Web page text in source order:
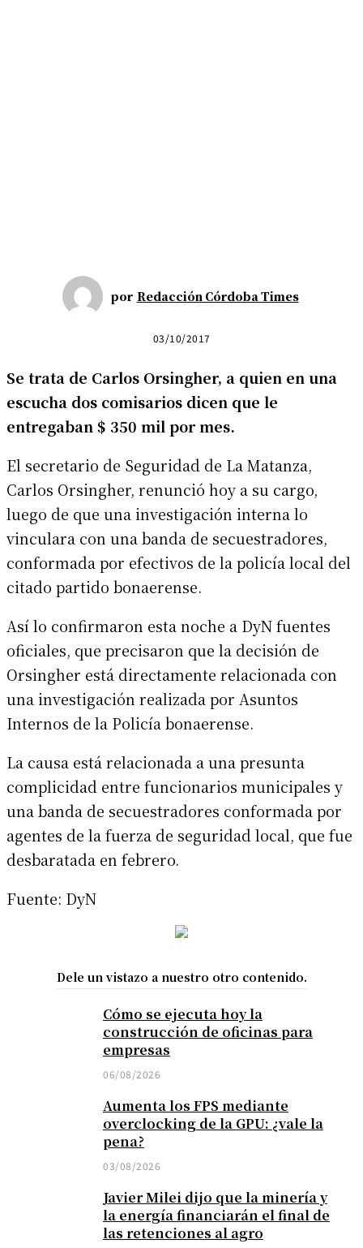
por Redacción Córdoba Times
03/10/2017
Se trata de Carlos Orsingher, a quien en una
escucha dos comisarios dicen que le
entregaban $ 350 mil por mes.
El secretario de Seguridad de La Matanza,
Carlos Orsingher, renunció hoy a su cargo,
luego de que una investigación interna lo
vinculara con una banda de secuestradores,
conformada por efectivos de la policía local del
citado partido bonaerense.
Así lo confirmaron esta noche a DyN fuentes
oficiales, que precisaron que la decisión de
Orsingher está directamente relacionada con
una investigación realizada por Asuntos
Internos de la Policía bonaerense.
La causa está relacionada a una presunta
complicidad entre funcionarios municipales y
una banda de secuestradores conformada por
agentes de la fuerza de seguridad local, que fue
desbaratada en febrero.
Fuente: DyN
Dele un vistazo a nuestro otro contenido.
Cómo se ejecuta hoy la
construcción de oficinas para
empresas
06/08/2026
Aumenta los FPS mediante
overclocking de la GPU: ¿vale la
pena?
03/08/2026
Javier Milei dijo que la minería y
la energía financiarán el final de
las retenciones al agro